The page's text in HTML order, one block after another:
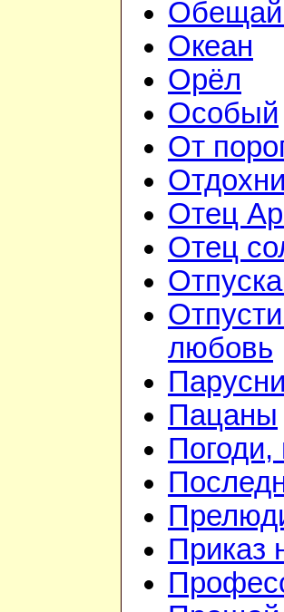
Океан
Орёл
Особый
От
Отдохни
Отец
Отец
любовь
Пацаны
Погоди,
Приказ